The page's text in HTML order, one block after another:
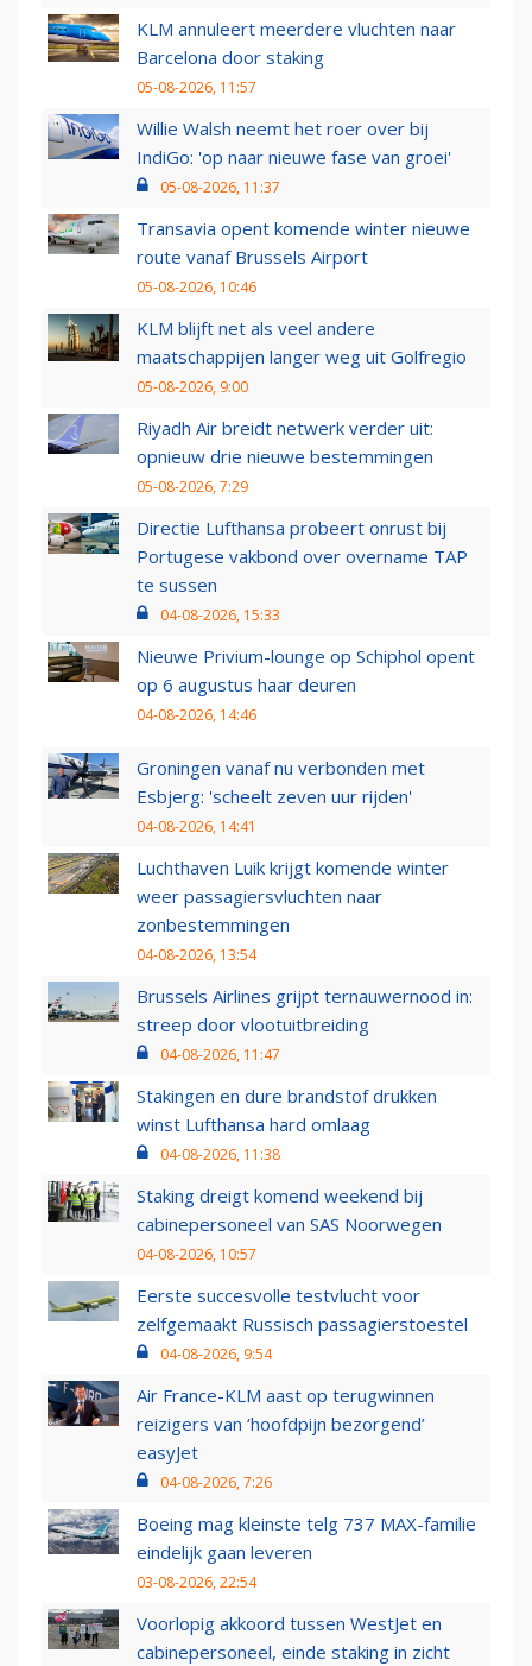
KLM annuleert meerdere vluchten naar
Barcelona door staking
05-08-2026, 11:57
Willie Walsh neemt het roer over bij
IndiGo: 'op naar nieuwe fase van groei'
05-08-2026, 11:37
Transavia opent komende winter nieuwe
route vanaf Brussels Airport
05-08-2026, 10:46
KLM blijft net als veel andere
maatschappijen langer weg uit Golfregio
05-08-2026, 9:00
Riyadh Air breidt netwerk verder uit:
opnieuw drie nieuwe bestemmingen
05-08-2026, 7:29
Directie Lufthansa probeert onrust bij
Portugese vakbond over overname TAP
te sussen
04-08-2026, 15:33
Nieuwe Privium-lounge op Schiphol opent
op 6 augustus haar deuren
04-08-2026, 14:46
Groningen vanaf nu verbonden met
Esbjerg: 'scheelt zeven uur rijden'
04-08-2026, 14:41
Luchthaven Luik krijgt komende winter
weer passagiersvluchten naar
zonbestemmingen
04-08-2026, 13:54
Brussels Airlines grijpt ternauwernood in:
streep door vlootuitbreiding
04-08-2026, 11:47
Stakingen en dure brandstof drukken
winst Lufthansa hard omlaag
04-08-2026, 11:38
Staking dreigt komend weekend bij
cabinepersoneel van SAS Noorwegen
04-08-2026, 10:57
Eerste succesvolle testvlucht voor
zelfgemaakt Russisch passagierstoestel
04-08-2026, 9:54
Air France-KLM aast op terugwinnen
reizigers van ‘hoofdpijn bezorgend’
easyJet
04-08-2026, 7:26
Boeing mag kleinste telg 737 MAX-familie
eindelijk gaan leveren
03-08-2026, 22:54
Voorlopig akkoord tussen WestJet en
cabinepersoneel, einde staking in zicht